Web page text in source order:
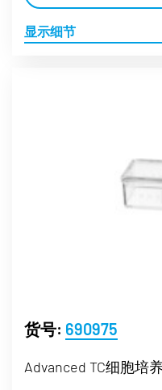
显示细节
货号: 690975
Advanced TC细胞培